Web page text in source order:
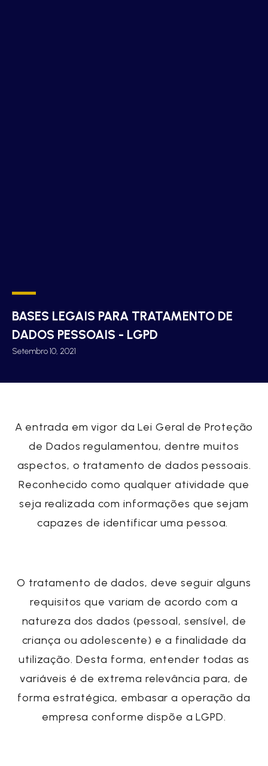
BASES LEGAIS PARA TRATAMENTO DE
DADOS PESSOAIS - LGPD
Setembro 10, 2021
A entrada em vigor daLei Geral de Proteção
de Dados regulamentou, dentre muitos
aspectos, o tratamento de dados pessoais.
Reconhecido como qualquer atividade que
seja realizada com informações que sejam
capazes de identificar uma pessoa.
O tratamento de dados, deve seguir alguns
requisitos que variam de acordo com a
natureza dos dados (pessoal, sensível, de
criança ou adolescente) e a finalidade da
utilização. Desta forma, entender todas as
variáveis é de extrema relevância para, de
forma estratégica, embasar a operação da
empresa conforme dispõe a LGPD.